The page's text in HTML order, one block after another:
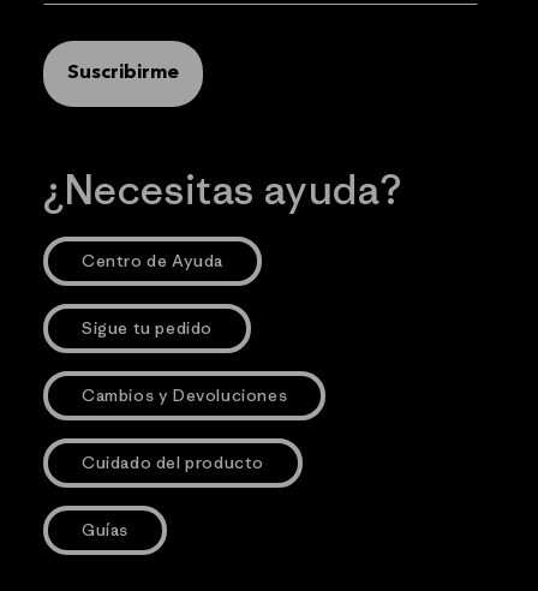
Suscribirme
¿Necesitas ayuda?
Centro de Ayuda
Sigue tu pedido
Cambios y Devoluciones
Cuidado del producto
Guías